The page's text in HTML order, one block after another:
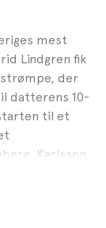
mest
Lindgren fik
der
datterens 10-
til et
Karlsson
bøger